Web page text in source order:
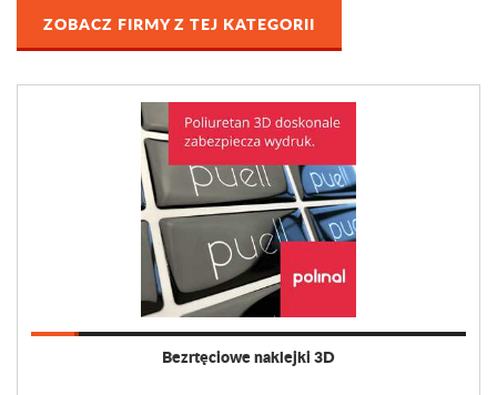
ZOBACZ FIRMY Z TEJ KATEGORII
Bezrtęciowe naklejki 3D